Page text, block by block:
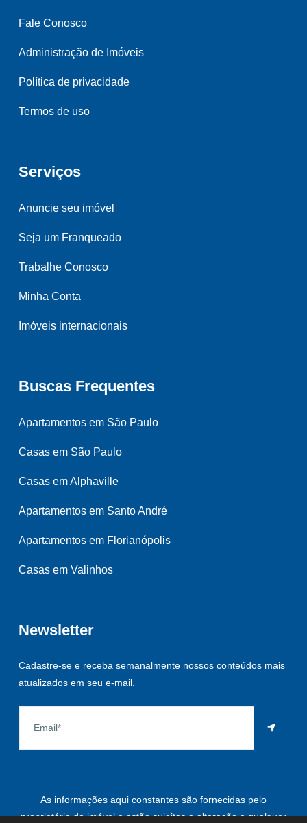
Fale Conosco
Administração de Imóveis
Política de privacidade
Termos de uso
Serviços
Anuncie seu imóvel
Seja um Franqueado
Trabalhe Conosco
Minha Conta
Imóveis internacionais
Buscas Frequentes
Apartamentos em São Paulo
Casas em São Paulo
Casas em Alphaville
Apartamentos em Santo André
Apartamentos em Florianópolis
Casas em Valinhos
Newsletter
Cadastre-se e receba semanalmente nossos conteúdos mais
atualizados em seu e-mail.
As informações aqui constantes são fornecidas pelo
proprietário do imóvel e estão sujeitas a alteração a qualquer